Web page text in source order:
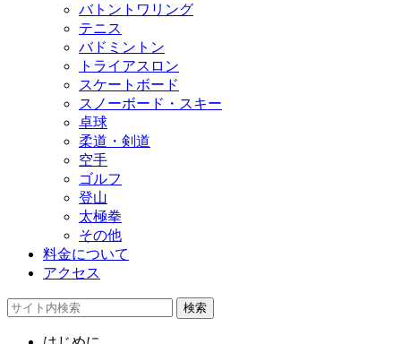
バトントワリング
テニス
バドミントン
トライアスロン
スケートボード
スノーボード・スキー
卓球
柔道・剣道
空手
ゴルフ
登山
太極拳
その他
料金について
アクセス
検索